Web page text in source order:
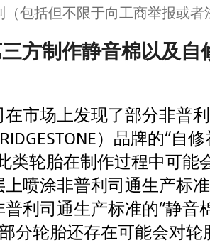
（包括但不限于向工商举报或者
方制作静音棉以及自
在市场上发现了部分非普
）品牌的“自
类轮胎在制作过程中可能
上喷涂非普利司通生产标
普利司通生产标准的“静音
分轮胎还存在可能会对轮